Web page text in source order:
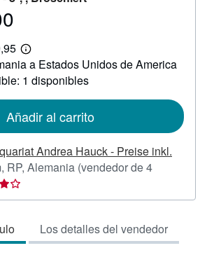
Más
información
sobre
las
envío
a Estados Unidos de America
1 disponibles
Añadir al carrito
Andrea Hauck - Preise inkl.
RP, Alemania (vendedor de 4
Los detalles del vendedor